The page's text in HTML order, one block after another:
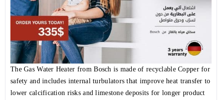
The Gas Water Heater from Bosch is made of recyclable Copper for
safety and includes internal turbulators that improve heat transfer to
lower calcification risks and limestone deposits for longer product